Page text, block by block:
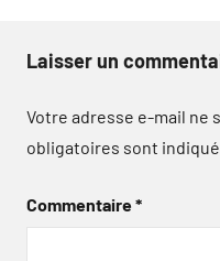
Laisser un
Votre adresse e-mail ne
obligatoires sont
Commentaire*